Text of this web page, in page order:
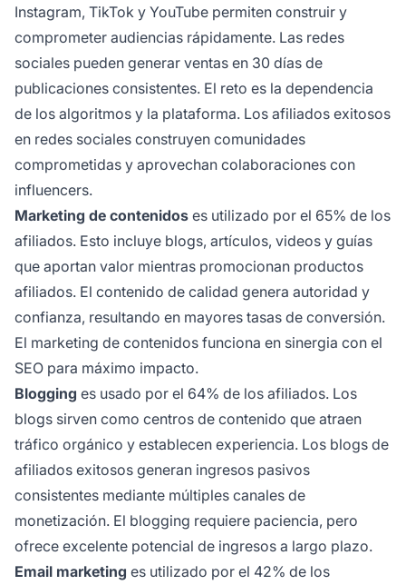
Instagram, TikTok y YouTube permiten construir y
comprometer audiencias rápidamente. Las redes
sociales pueden generar ventas en 30 días de
publicaciones consistentes. El reto es la dependencia
de los algoritmos y la plataforma. Los afiliados exitosos
en redes sociales construyen comunidades
comprometidas y aprovechan colaboraciones con
influencers.
Marketing de contenidos es utilizado por el 65% de los
afiliados. Esto incluye blogs, artículos, videos y guías
que aportan valor mientras promocionan productos
afiliados. El contenido de calidad genera autoridad y
confianza, resultando en mayores tasas de conversión.
El marketing de contenidos funciona en sinergia con el
SEO para máximo impacto.
Blogging es usado por el 64% de los afiliados. Los
blogs sirven como centros de contenido que atraen
tráfico orgánico y establecen experiencia. Los blogs de
afiliados exitosos generan ingresos pasivos
consistentes mediante múltiples canales de
monetización. El blogging requiere paciencia, pero
ofrece excelente potencial de ingresos a largo plazo.
Email marketing es utilizado por el 42% de los